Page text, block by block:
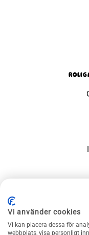
Vi använder cookies
Vi kan placera dessa för
webbplats, visa personligt